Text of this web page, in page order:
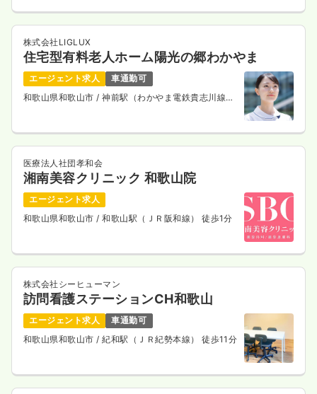
株式会社LIGLUX
住宅型有料老人ホーム陽光の郷わかやま
エージェント求人
車通勤可
和歌山県和歌山市 / 神前駅（わかやま電鉄貴志川線）
医療法人社団孝和会
湘南美容クリニック 和歌山院
エージェント求人
和歌山県和歌山市 / 和歌山駅（ＪＲ阪和線） 徒歩1分
株式会社シーヒューマン
訪問看護ステーションCH和歌山
エージェント求人
車通勤可
和歌山県和歌山市 / 紀和駅（ＪＲ紀勢本線） 徒歩11分